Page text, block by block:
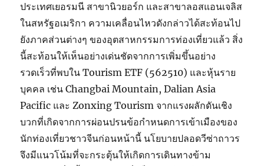
ประเทศเยอรมนี สาขานิวยอร์ก และสาขาลอสแอนเจลิส
ในสหรัฐอเมริกา ความเคลื่อนไหวดังกล่าวได้สะท้อนไป
ยังภาคส่วนต่างๆ ของอุตสาหกรรมการท่องเที่ยวแล้ว สิ่ง
นี้สะท้อนให้เห็นอย่างเด่นชัดจากการเพิ่มขึ้นอย่าง
รวดเร็วที่พบใน Tourism ETF (562510) และหุ้นราย
บุคคล เช่น Changbai Mountain, Dalian Asia
Pacific และ Zonxing Tourism จากแรงผลักดันเชิง
บวกที่เกิดจากการผ่อนปรนข้อกำหนดการเข้าเมืองของ
นักท่องเที่ยวชาวจีนก่อนหน้านี้ นโยบายปลอดวีซ่าถาวร
จึงมีแนวโน้มที่จะกระตุ้นให้เกิดการเดินทางข้าม